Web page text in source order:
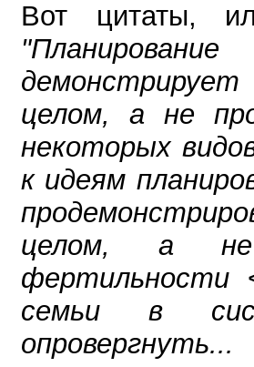
Вот цитаты,
целом, а не
некоторых
к идеям
целом, а не
фертильности
семьи в